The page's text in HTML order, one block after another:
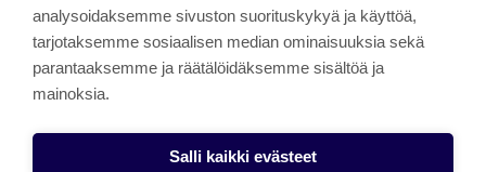
About the site
Käyttöehdot
Saavutettavuusseloste
analysoidaksemme sivuston suorituskykyä ja käyttöä,
tarjotaksemme sosiaalisen median ominaisuuksia sekä
parantaaksemme ja räätälöidäksemme sisältöä ja
mainoksia.
Salli kaikki evästeet